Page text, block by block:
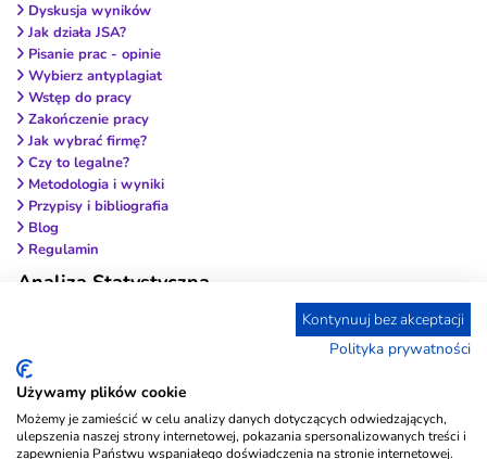
Dyskusja wyników
Jak działa JSA?
Pisanie prac - opinie
Wybierz antyplagiat
Wstęp do pracy
Zakończenie pracy
Jak wybrać firmę?
Czy to legalne?
Metodologia i wyniki
Przypisy i bibliografia
Blog
Regulamin
Analiza Statystyczna
Biblioteka testów psychologicznych
Kontynuuj bez akceptacji
Polityka prywatności
Używamy plików cookie
Możemy je zamieścić w celu analizy danych dotyczących odwiedzających,
ulepszenia naszej strony internetowej, pokazania spersonalizowanych treści i
zapewnienia Państwu wspaniałego doświadczenia na stronie internetowej.